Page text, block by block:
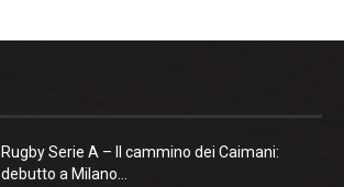
Rugby Serie A – Il cammino dei Caimani:
debutto a Milano...